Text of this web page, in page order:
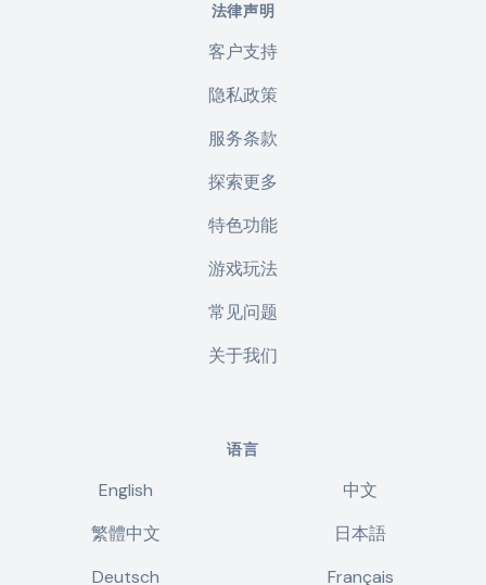
法律声明
客户支持
隐私政策
服务条款
探索更多
特色功能
游戏玩法
常见问题
关于我们
语言
English
中文
繁體中文
日本語
Deutsch
Français